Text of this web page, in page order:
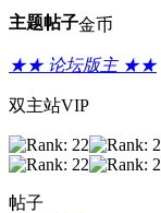
主题帖子金币
★★ 论坛版主 ★★
双主站VIP
帖子